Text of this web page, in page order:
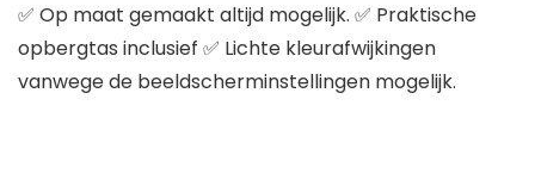
✅ Op maat gemaakt altijd mogelijk. ✅ Praktische
opbergtas inclusief ✅ Lichte kleurafwijkingen
vanwege de beeldscherminstellingen mogelijk.